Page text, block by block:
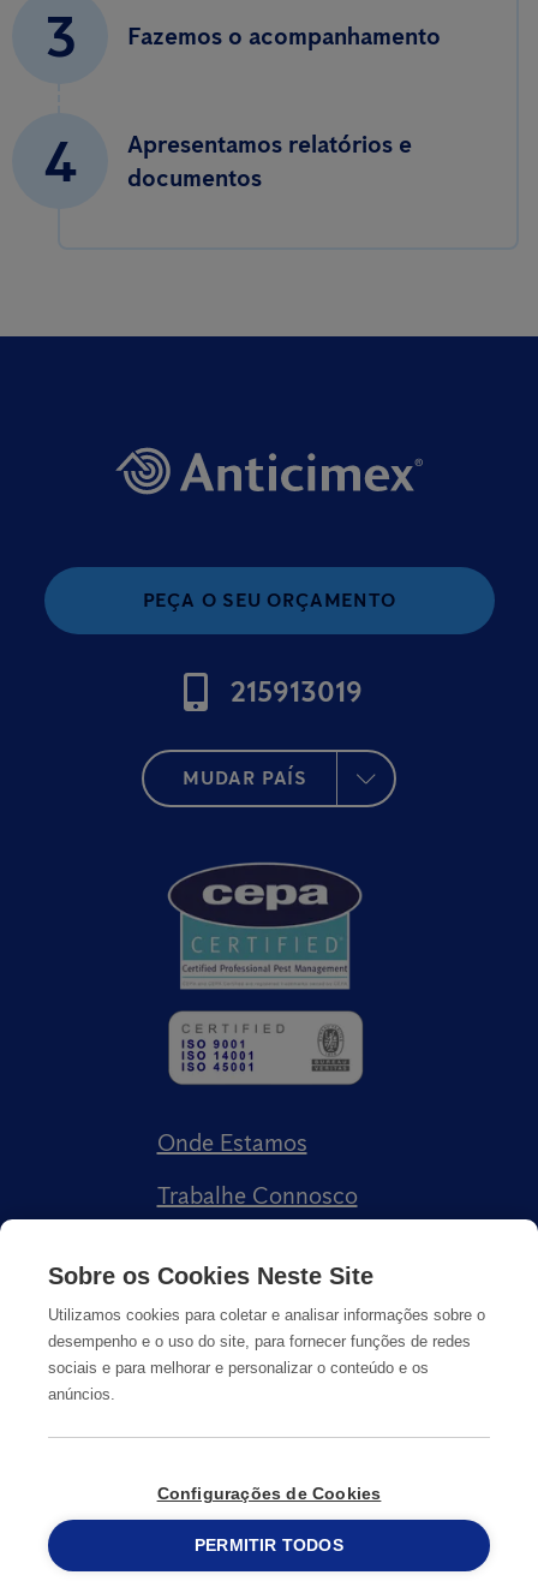
3 Fazemos o acompanhamento
4
Apresentamos relatórios e
documentos
PEÇA O SEU ORÇAMENTO
215913019
MUDAR PAÍS
Onde Estamos
Trabalhe Connosco
Informação Legal
© Copyright2026Anticimex
215 913 019
Sobre os Cookies Neste Site
Utilizamos cookies para coletar e analisar informações sobre o
desempenho e o uso do site, para fornecer funções de redes
sociais e para melhorar e personalizar o conteúdo e os
anúncios.
Configurações de Cookies
PERMITIR TODOS